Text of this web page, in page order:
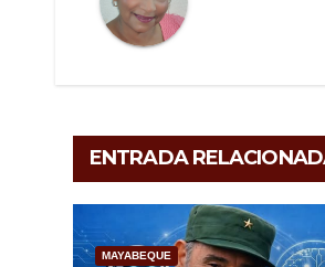
ENTRADA
MAYABEQUE